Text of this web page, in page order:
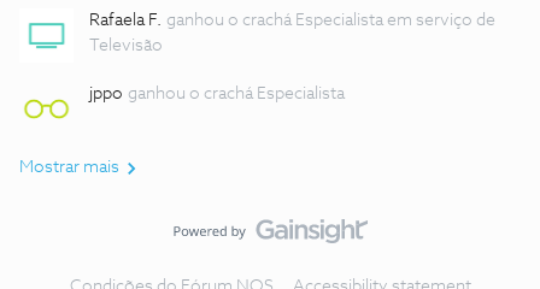
Rafaela F. ganhou o crachá Especialista em serviço de
Televisão
jppo ganhou o crachá Especialista
Mostrar mais